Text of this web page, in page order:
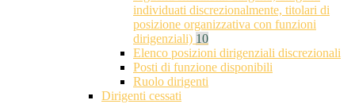
individuati discrezionalmente, titolari di
posizione organizzativa con funzioni
dirigenziali) 10
Elenco posizioni dirigenziali discrezionali
Posti di funzione disponibili
Ruolo dirigenti
Dirigenti cessati